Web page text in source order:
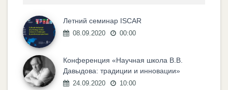
Летний семинар ISCAR
08.09.2020 00:00
Конференция «Научная школа В.В.
Давыдова: традиции и инновации»
24.09.2020 10:00